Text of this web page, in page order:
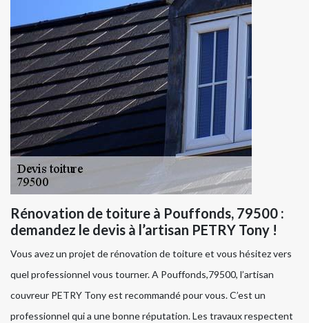
Rénovation de toiture à Pouffonds, 79500 :
demandez le devis à l’artisan PETRY Tony !
Vous avez un projet de rénovation de toiture et vous hésitez vers
quel professionnel vous tourner. A Pouffonds,79500, l’artisan
couvreur PETRY Tony est recommandé pour vous. C’est un
professionnel qui a une bonne réputation. Les travaux respectent